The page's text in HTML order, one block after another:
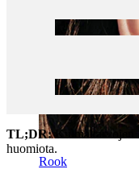
Rook
TL;DR:
huomiota.